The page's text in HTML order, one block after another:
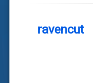
ravencut